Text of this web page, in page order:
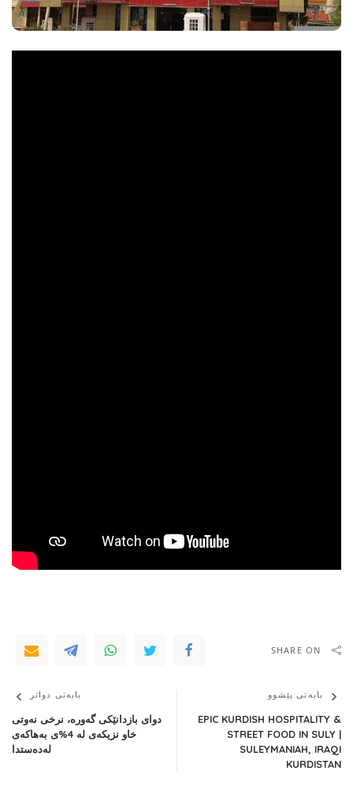
SHARE ON
بابەتی پێشوو
EPIC KURDISH HOSPITALITY &
STREET FOOD IN SULY |
SULEYMANIAH, IRAQI
KURDISTAN
بابەتی دواتر
دوای بازدانێکی گەورە، نرخی نەوتی
خاو نزیكه‌ی له‌ 4%ی به‌هاكه‌ی
له‌ده‌ستدا